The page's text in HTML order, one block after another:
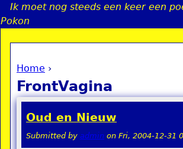
Jump to navigation
Ik moet nog steeds een keer een
Pokon
You are here
Home ›
FrontVagina
Oud en Nieuw
Submitted by admin on Fri, 2004-12-31